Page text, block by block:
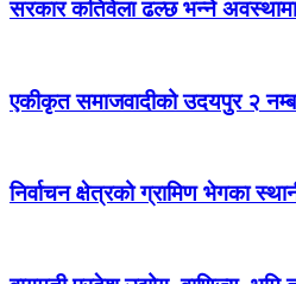
सरकार कतिवेला ढल्छ भन्ने
एकीकृत समाजवादीको उदयपुर २
निर्वाचन क्षेत्रको ग्रामिण भेगका